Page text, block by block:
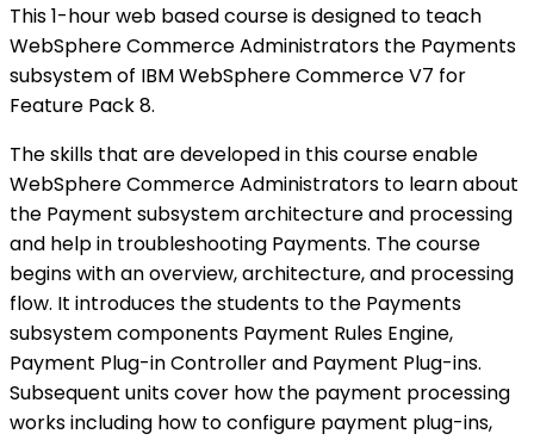
This 1-hour web based course is designed to teach
WebSphere Commerce Administrators the Payments
subsystem of IBM WebSphere Commerce V7 for
Feature Pack 8.
The skills that are developed in this course enable
WebSphere Commerce Administrators to learn about
the Payment subsystem architecture and processing
and help in troubleshooting Payments. The course
begins with an overview, architecture, and processing
flow. It introduces the students to the Payments
subsystem components Payment Rules Engine,
Payment Plug-in Controller and Payment Plug-ins.
Subsequent units cover how the payment processing
works including how to configure payment plug-ins,